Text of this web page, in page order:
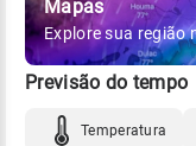
Mapas
Explore sua região
Previsão do tempo
Temperatura